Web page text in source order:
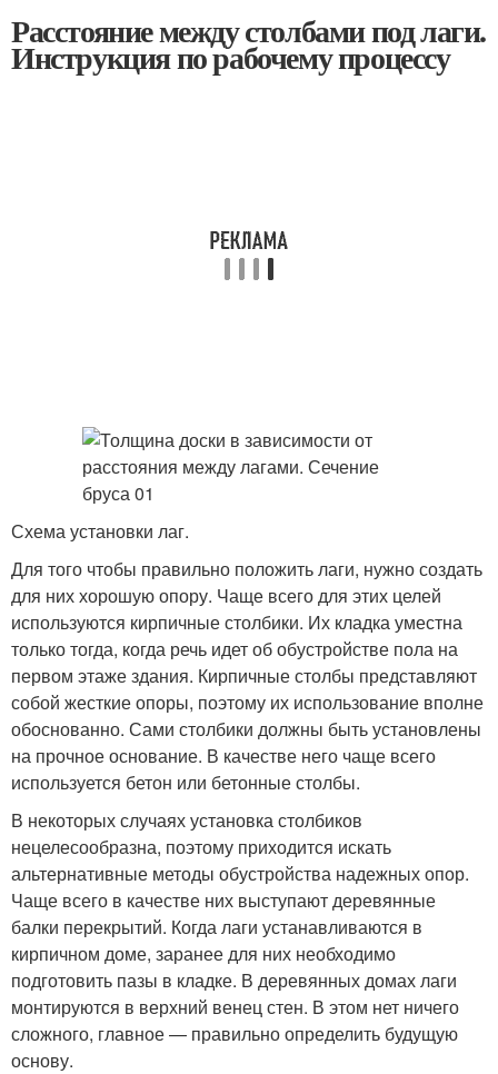
Расстояние между столбами под лаги.
Инструкция по рабочему процессу
Схема установки лаг.
Для того чтобы правильно положить лаги, нужно создать
для них хорошую опору. Чаще всего для этих целей
используются кирпичные столбики. Их кладка уместна
только тогда, когда речь идет об обустройстве пола на
первом этаже здания. Кирпичные столбы представляют
собой жесткие опоры, поэтому их использование вполне
обоснованно. Сами столбики должны быть установлены
на прочное основание. В качестве него чаще всего
используется бетон или бетонные столбы.
В некоторых случаях установка столбиков
нецелесообразна, поэтому приходится искать
альтернативные методы обустройства надежных опор.
Чаще всего в качестве них выступают деревянные
балки перекрытий. Когда лаги устанавливаются в
кирпичном доме, заранее для них необходимо
подготовить пазы в кладке. В деревянных домах лаги
монтируются в верхний венец стен. В этом нет ничего
сложного, главное — правильно определить будущую
основу.